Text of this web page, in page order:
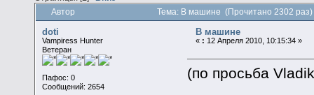
Автор Тема: В машине (Прочитано 2302 раз)
doti
Vampiress Hunter
Ветеран
Пафос: 0
Сообщений: 2654
В машине
« : 12 Апреля 2010, 10:15:34 »
(по просьба